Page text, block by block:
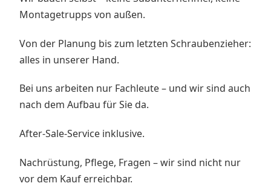
Montagetrupps von außen.
Von der Planung bis zum letzten Schraubenzieher:
alles in unserer Hand.
Bei uns arbeiten nur Fachleute – und wir sind auch
nach dem Aufbau für Sie da.
After-Sale-Service inklusive.
Nachrüstung, Pflege, Fragen – wir sind nicht nur
vor dem Kauf erreichbar.